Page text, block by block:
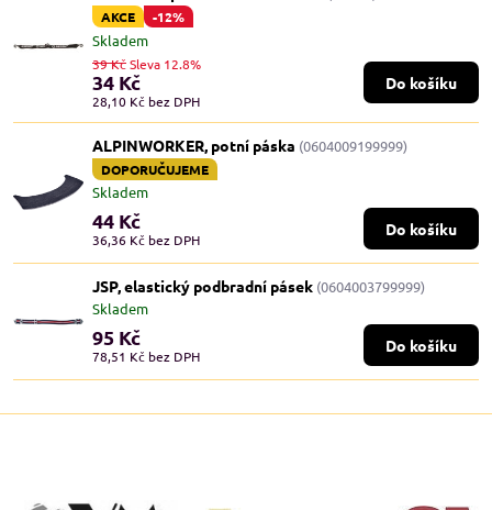
AKCE -12%
Skladem
34 Kč
28,10 Kč bez DPH
39 KčSleva 12.8%
Do košíku
ALPINWORKER, potní páska (0604009199999)
DOPORUČUJEME
Skladem
44 Kč
36,36 Kč bez DPH
Do košíku
JSP, elastický podbradní pásek (0604003799999)
Skladem
95 Kč
78,51 Kč bez DPH
Do košíku